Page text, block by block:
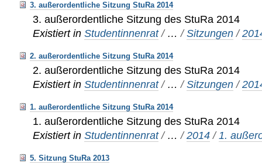
3. außerordentliche Sitzung StuRa 2014
3. außerordentliche Sitzung des StuRa 2014
Existiert in Studentinnenrat / …/Sitzungen /
2. außerordentliche Sitzung StuRa 2014
2. außerordentliche Sitzung des StuRa 2014
Existiert in Studentinnenrat / …/Sitzungen /
1. außerordentliche Sitzung StuRa 2014
1. außerordentliche Sitzung des StuRa 2014
Existiert in Studentinnenrat / …/2014 / 1.
5. Sitzung StuRa 2013